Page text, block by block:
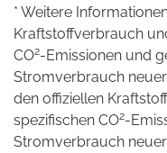
* Weitere
Kraftstoffverbrauch
CO2-Emissionen und
Stromverbrauch
den offiziellen
spezifischen CO2-
Stromverbrauch